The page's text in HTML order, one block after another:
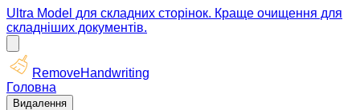
Ultra Model для складних сторінок. Краще очищення для
складніших документів.
RemoveHandwriting
Головна
Видалення